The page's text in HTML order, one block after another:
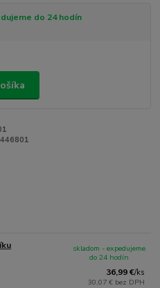
do 24 hodín
36,99 €/ks
30,07 € bez DPH
skladom - expedujeme
do 24 hodín